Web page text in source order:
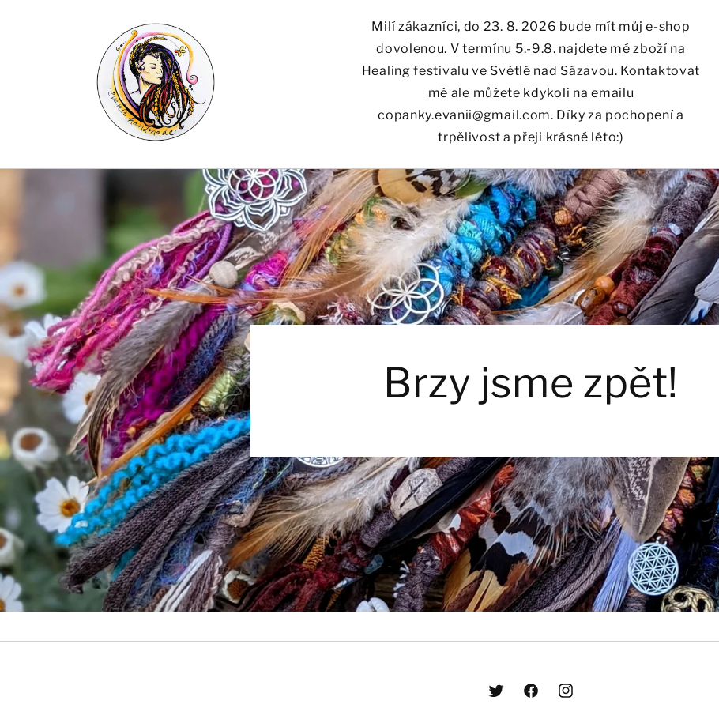
Milí zákazníci, do 23. 8. 2026 bude mít můj e-shop
dovolenou. V termínu 5.-9.8. najdete mé zboží na
Healing festivalu ve Světlé nad Sázavou. Kontaktovat
mě ale můžete kdykoli na emailu
copanky.evanii@gmail.com. Díky za pochopení a
trpělivost a přeji krásné léto:)
Brzy jsme zpět!
TwitterFacebookInstagram